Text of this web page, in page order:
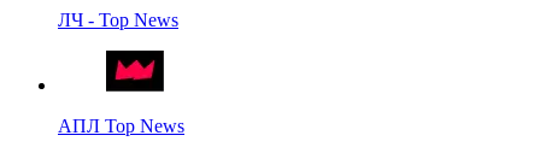
ЛЧ - Top News
АПЛ Top News